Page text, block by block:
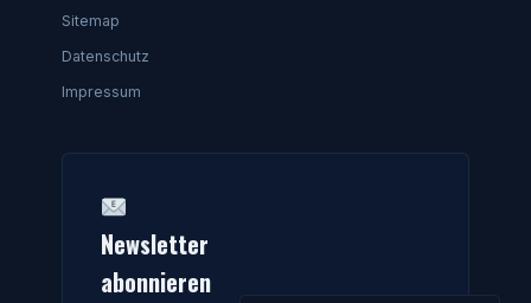
Sitemap
Datenschutz
Impressum
Newsletter
abonnieren